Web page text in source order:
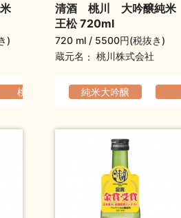
ふくよか
)
桃川 ふくよか
清酒 桃川 大吟醸純米
王松 720ml
720 ml
5500円(税抜き)
蔵元名
桃川株式会社
純米大吟醸